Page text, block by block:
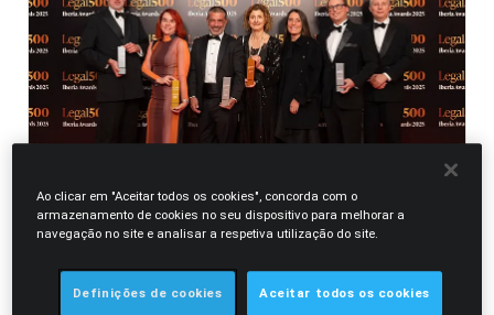
02.12.2025
inaugural dos Legal 500 Iberia Awards 2025
Ao clicar em "Aceitar todos os cookies", concorda com o
armazenamento de cookies no seu dispositivo para melhorar a
navegação no site e analisar a respetiva utilização do site.
Definições de cookies Aceitar todos os cookies